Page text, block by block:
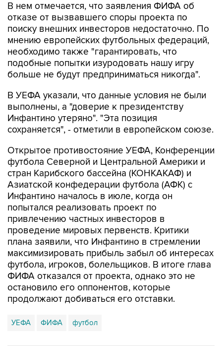
В нем отмечается, что заявления ФИФА об
отказе от вызвавшего споры проекта по
поиску внешних инвесторов недостаточно. По
мнению европейских футбольных федераций,
необходимо также "гарантировать, что
подобные попытки изуродовать нашу игру
больше не будут предприниматься никогда".
В УЕФА указали, что данные условия не были
выполнены, а "доверие к президентству
Инфантино утеряно". "Эта позиция
сохраняется", - отметили в европейском союзе.
Открытое противостояние УЕФА, Конференции
футбола Северной и Центральной Америки и
стран Карибского бассейна (КОНКАКАФ) и
Азиатской конфедерации футбола (АФК) с
Инфантино началось в июле, когда он
попытался реализовать проект по
привлечению частных инвесторов в
проведение мировых первенств. Критики
плана заявили, что Инфантино в стремлении
максимизировать прибыль забыл об интересах
футбола, игроков, болельщиков. В итоге глава
ФИФА отказался от проекта, однако это не
остановило его оппонентов, которые
продолжают добиваться его отставки.
УЕФА ФИФА футбол